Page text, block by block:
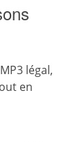
légal,
en